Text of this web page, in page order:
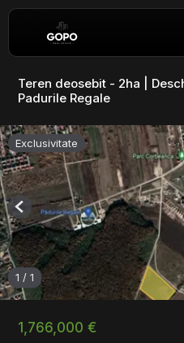
Teren deosebit - 2ha |
Padurile Regale
1,766,000 €
Exclusivitate
1 / 1
Previous